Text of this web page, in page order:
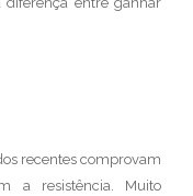
recentes comprovam
a resistência. Muito